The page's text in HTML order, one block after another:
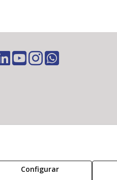
Política Cookies
Política de Privacidad
Configurar